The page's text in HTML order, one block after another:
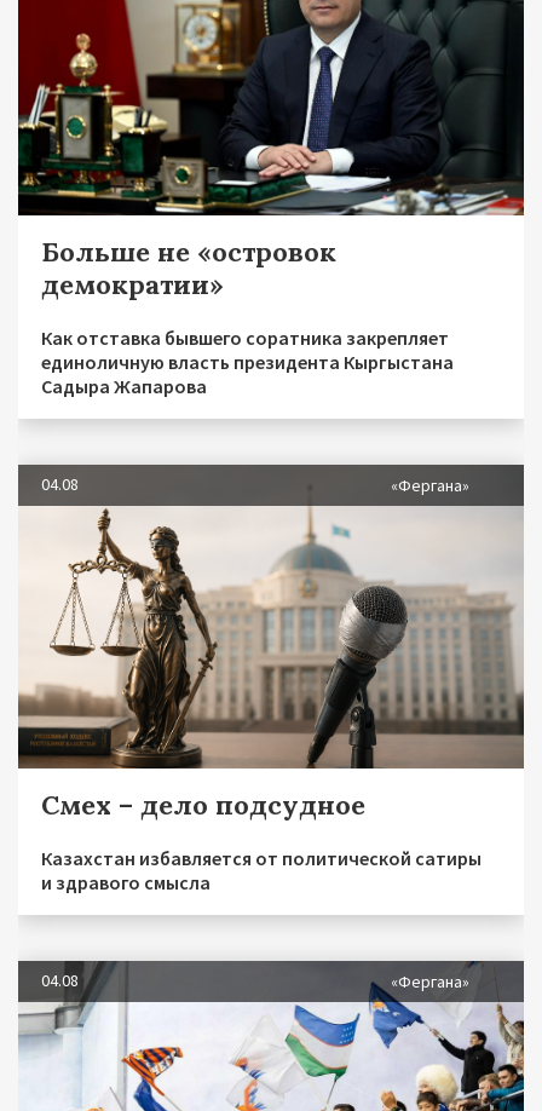
Больше не «островок
демократии»
Как отставка бывшего соратника закрепляет
единоличную власть президента Кыргыстана
Садыра Жапарова
04.08 «Фергана»
Смех – дело подсудное
Казахстан избавляется от политической сатиры
и здравого смысла
04.08 «Фергана»